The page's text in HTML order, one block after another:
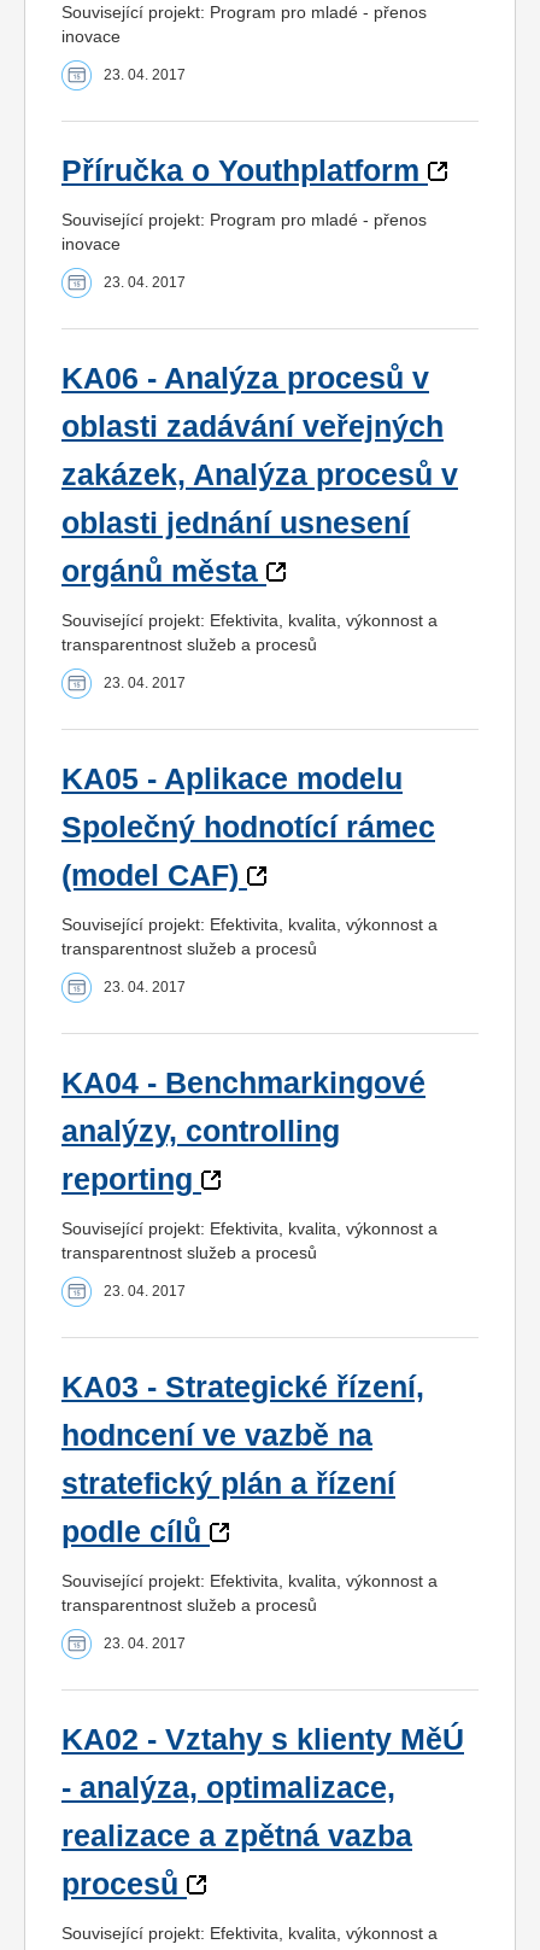
Související projekt: Program pro mladé - přenos
inovace
23. 04. 2017
Příručka o Youthplatform
Související projekt: Program pro mladé - přenos
inovace
23. 04. 2017
KA06 - Analýza procesů v
oblasti zadávání veřejných
zakázek, Analýza procesů v
oblasti jednání usnesení
orgánů města
Související projekt: Efektivita, kvalita, výkonnost a
transparentnost služeb a procesů
23. 04. 2017
KA05 - Aplikace modelu
Společný hodnotící rámec
(model CAF)
Související projekt: Efektivita, kvalita, výkonnost a
transparentnost služeb a procesů
23. 04. 2017
KA04 - Benchmarkingové
analýzy, controlling
reporting
Související projekt: Efektivita, kvalita, výkonnost a
transparentnost služeb a procesů
23. 04. 2017
KA03 - Strategické řízení,
hodncení ve vazbě na
stratefický plán a řízení
podle cílů
Související projekt: Efektivita, kvalita, výkonnost a
transparentnost služeb a procesů
23. 04. 2017
KA02 - Vztahy s klienty MěÚ
- analýza, optimalizace,
realizace a zpětná vazba
procesů
Související projekt: Efektivita, kvalita, výkonnost a